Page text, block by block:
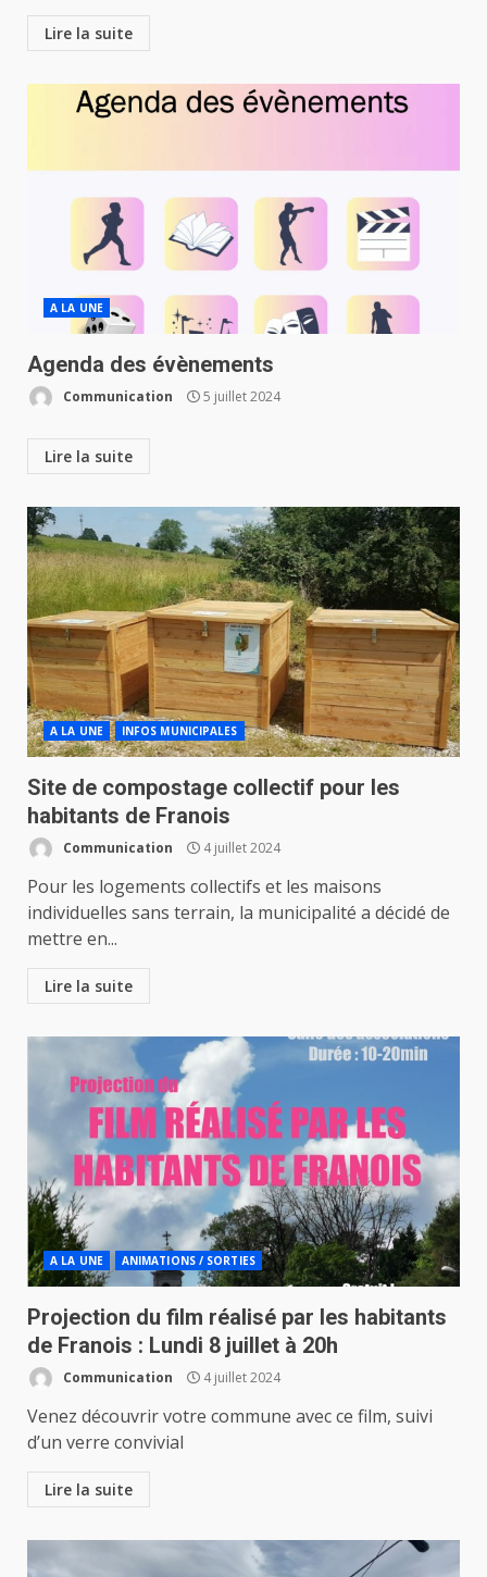
Lire la suite
A LA UNE
Agenda des évènements
Communication 5 juillet 2024
Lire la suite
A LA UNE INFOS MUNICIPALES
Site de compostage collectif pour les
habitants de Franois
Communication 4 juillet 2024
Pour les logements collectifs et les maisons
individuelles sans terrain, la municipalité a décidé de
mettre en...
Lire la suite
A LA UNE ANIMATIONS / SORTIES
Projection du film réalisé par les habitants
de Franois : Lundi 8 juillet à 20h
Communication 4 juillet 2024
Venez découvrir votre commune avec ce film, suivi
d’un verre convivial
Lire la suite